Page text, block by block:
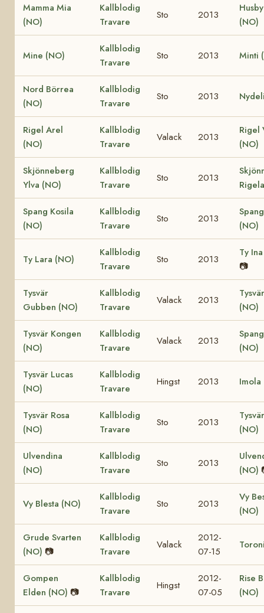
Mamma Mia
(NO)
Kallblodig
Travare
Sto 2013
(NO)
Mine (NO)
Kallblodig
Travare
Sto 2013 Minti
Nord Börrea
(NO)
Kallblodig
Travare
Sto 2013
Rigel Arel
(NO)
Kallblodig
Travare
Valack 2013
Rigel
(NO)
Skjönneberg
Ylva (NO)
Kallblodig
Travare
Sto 2013
Spang Kosila
(NO)
Kallblodig
Travare
Sto 2013
(NO)
Ty Lara (NO)
Kallblodig
Travare
Sto 2013
Ty
📷
Tysvär
Gubben (NO)
Kallblodig
Travare
Valack 2013
(NO)
Tysvär Kongen
(NO)
Kallblodig
Travare
Valack 2013
(NO)
Tysvär Lucas
(NO)
Kallblodig
Travare
Hingst 2013 Imola
Tysvär Rosa
(NO)
Kallblodig
Travare
Sto 2013
(NO)
Ulvendina
(NO)
Kallblodig
Travare
Sto 2013
(NO)
Vy Blesta (NO)
Kallblodig
Travare
Sto 2013
Vy
(NO)
Grude Svarten
(NO) 📷
Kallblodig
Travare
Valack
2012-
07-15
Gompen
Elden (NO) 📷
Kallblodig
Travare
Hingst
2012-
07-05
Rise
(NO)